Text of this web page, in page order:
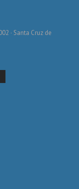
· Santa Cruz de